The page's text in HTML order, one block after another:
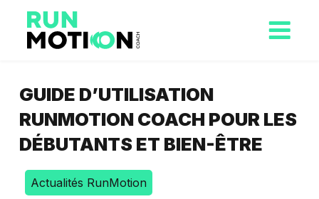
GUIDE D’UTILISATION
RUNMOTION COACH POUR LES
DÉBUTANTS ET BIEN-ÊTRE
Actualités RunMotion